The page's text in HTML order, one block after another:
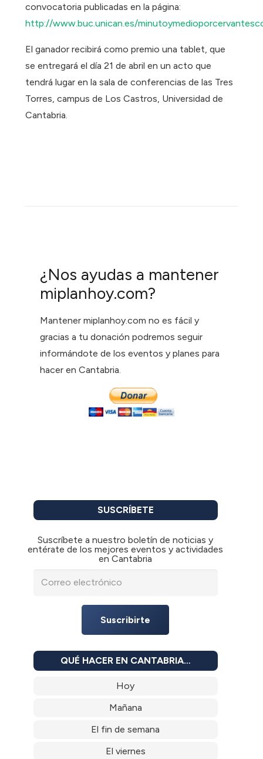
convocatoria publicadas en la página:
http://www.buc.unican.es/
El ganador recibirá como premio una tablet, que
se entregará el día 21 de abril en un acto que
tendrá lugar en la sala de conferencias de las Tres
Torres, campus de Los Castros, Universidad de
Cantabria.
¿Nos ayudas a mantener
miplanhoy.com?
Mantener miplanhoy.com no es fácil y
gracias a tu donación podremos seguir
informándote de los eventos y planes para
hacer en Cantabria.
SUSCRÍBETE
Suscríbete a nuestro boletín de noticias y
entérate de los mejores eventos y actividades
en Cantabria
Suscribirte
QUÉ HACER EN CANTABRIA…
Hoy
Mañana
El fin de semana
El viernes